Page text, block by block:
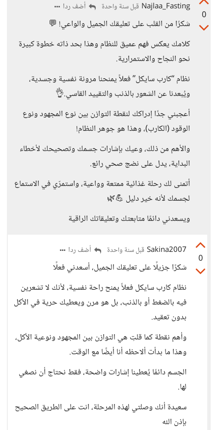
0
Najlaa_Fasting قبل سنة واحدة أضف ردا
شكرًا من القلب على تعليقك الجميل والواعي! 💬
كلامك يعكس فهم عميق للنظام وهذا بحد ذاته خطوة كبيرة
نحو النجاح والاستمرارية.
نظام “كارب سايكل” فعلاً يمنحنا مرونة نفسية وجسدية،
ويُبعدنا عن الشعور بالذنب والتقييد القاسي.👌
أعجبني جدًا إدراكك لنقطة التوازن بين نوع المجهود ونوع
الوقود (الكارب)، وهذا هو جوهر النظام!
والأهم من ذلك، وعيك بإشارات جسمك وتصحيحك لأخطاء
البداية، يدل على نضج صحي رائع.
أتمنى لك رحلة غذائية ممتعة وواعية، واستمرّي في الاستماع
لجسمك لأنه خير دليل 💪🌿
ويسعدني دائمًا متابعتك وتعليقاتك الراقية
0
Sakina2007 قبل سنة واحدة أضف ردا
شكرًا جزيلًا على تعليقك الجميل، أسعدني فعلًا
نظام كارب سايكل فعلاً يمنح راحة نفسية، لأنك لا تشعرين
فيه بالضغط أو بالذنب، بل هو مرن ويعطيك حرية في الأكل
بدون تعقيد.
وأهم نقطة كما قلتِ هي التوازن بين المجهود ونوعية الأكل،
وهذا ما بدأت ألاحظه أنا أيضًا مع الوقت.
الجسم دائمًا يُعطينا إشارات واضحة، فقط نحتاج أن نصغي
لها.
سعيدة أنك وصلتي لهذه المرحلة، انت على الطريق الصحيح
بإذن الله